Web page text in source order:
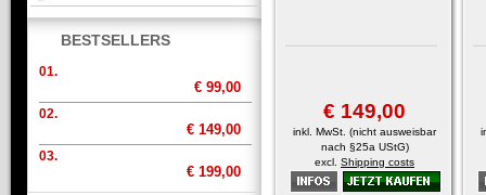
€ 149,00
inkl. MwSt. (nicht ausweisbar
nach §25a UStG)
excl. Shipping costs
BESTSELLERS
01.
€ 99,00
02.
€ 149,00
03.
€ 199,00